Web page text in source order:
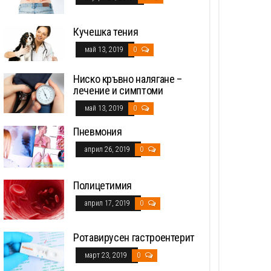
Кучешка тения
май 13, 2019 0
Ниско кръвно налягане –
лечение и симптоми
май 13, 2019 0
Пневмония
април 26, 2019 0
Полицетимия
април 17, 2019 0
Ротавирусен гастроентерит
март 23, 2019 0